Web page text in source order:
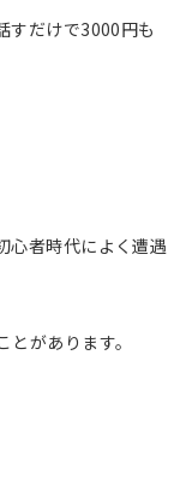
すだけで3000円も
心者時代によく遭遇
があります。